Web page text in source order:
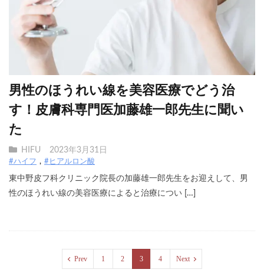
男性のほうれい線を美容医療でどう治
す！皮膚科専門医加藤雄一郎先生に聞い
た
HIFU 2023年3月31日
#ハイフ #ヒアルロン酸
東中野皮フ科クリニック院長の加藤雄一郎先生をお迎えして、男
性のほうれい線の美容医療によると治療につい […]
Prev 1 2 3 4 Next